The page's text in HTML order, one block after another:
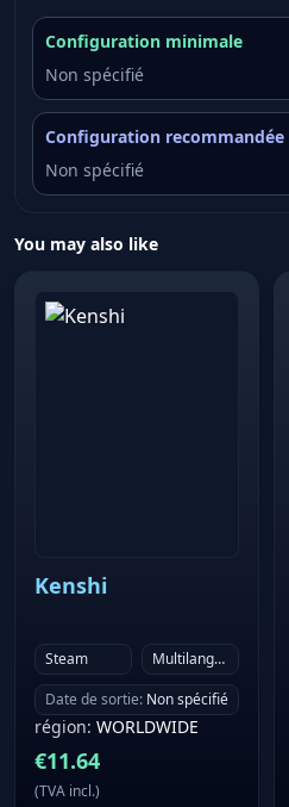
Configuration minimale
Non spécifié
Configuration recommandée
Non spécifié
You may also like
Kenshi
Steam
Multilanguage
Date de sortie: Non spécifié
région: WORLDWIDE
€11.64
(TVA incl.)